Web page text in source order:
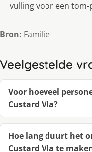
vulling voor een tom-
Bron: Familie
Veelgestelde
Voor hoeveel
Custard Vla?
Hoe lang duurt het
Custard Vla te